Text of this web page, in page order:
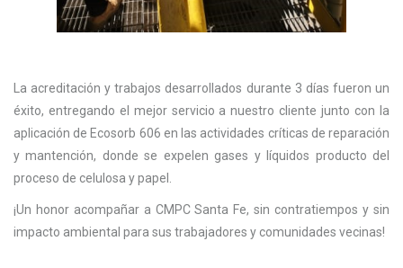
La acreditación y trabajos desarrollados durante 3 días fueron un
éxito, entregando el mejor servicio a nuestro cliente junto con la
aplicación de Ecosorb 606 en las actividades críticas de reparación
y mantención, donde se expelen gases y líquidos producto del
proceso de celulosa y papel.
¡Un honor acompañar a CMPC Santa Fe, sin contratiempos y sin
impacto ambiental para sus trabajadores y comunidades vecinas!